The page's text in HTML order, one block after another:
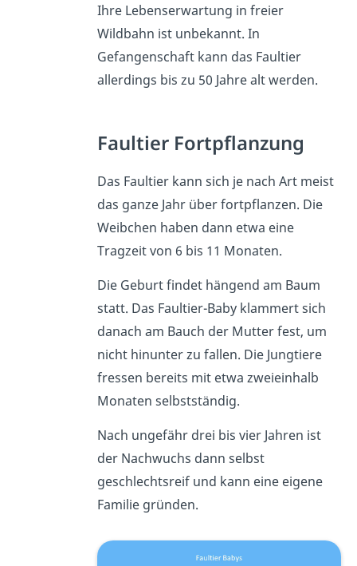
Ihre Lebenserwartung in freier
Wildbahn ist unbekannt. In
Gefangenschaft kann das Faultier
allerdings bis zu 50 Jahre alt werden.
Faultier Fortpflanzung
Das Faultier kann sich je nach Art meist
das ganze Jahr über fortpflanzen. Die
Weibchen haben dann etwa eine
Tragzeit von 6 bis 11 Monaten.
Die Geburt findet hängend am Baum
statt. Das Faultier-Baby klammert sich
danach am Bauch der Mutter fest, um
nicht hinunter zu fallen. Die Jungtiere
fressen bereits mit etwa zweieinhalb
Monaten selbstständig.
Nach ungefähr drei bis vier Jahren ist
der Nachwuchs dann selbst
geschlechtsreif und kann eine eigene
Familie gründen.